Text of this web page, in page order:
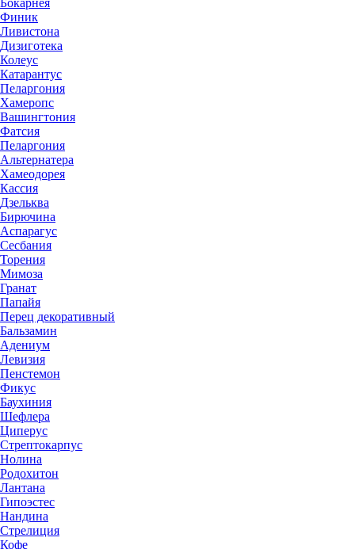
Бокарнея
Финик
Ливистона
Дизиготека
Колеус
Катарантус
Пеларгония
Хамеропс
Вашингтония
Фатсия
Пеларгония
Альтернатера
Хамеодорея
Кассия
Дзельква
Бирючина
Аспарагус
Сесбания
Торения
Мимоза
Гранат
Папайя
Перец декоративный
Бальзамин
Адениум
Левизия
Пенстемон
Фикус
Баухиния
Шефлера
Циперус
Стрептокарпус
Нолина
Родохитон
Лантана
Гипоэстес
Нандина
Стрелиция
Кофе